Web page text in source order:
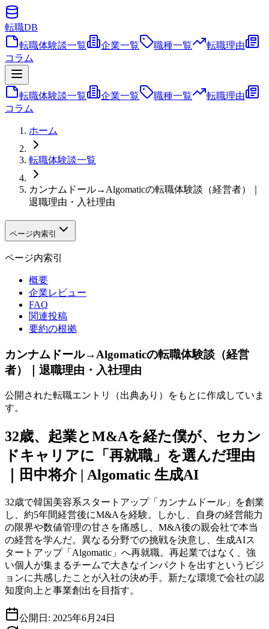
転職DB
転職体験談一覧
企業一覧 職種一覧
転職理由
コラム
転職体験談一覧 企業一覧 職種一覧
転職理由
コラム
ホーム
転職体験談一覧
カンナムドール→Algomaticの転職体験談（経営者）｜
退職理由・入社理由
ページ内索引
ページ内索引
概要
企業レビュー
FAQ
関連投稿
要約の根拠
カンナムドール→Algomaticの転職体験談（経営
者）｜退職理由・入社理由
公開された転職エントリ（出典あり）をもとに作成していま
す。
32歳、起業とM&Aを経た僕が、セカン
ドキャリアに「再就職」を選んだ理由
｜田中将介 | Algomatic 生成AI
32歳で韓国美容系スタートアップ「カンナムドール」を創業
し、約5年間経営後にM&Aを経験。しかし、自身の経営能力
の限界や数値管理の甘さを痛感し、M&A後の親会社で本当
の経営を学んだ。異なる分野での挑戦を決意し、生成AIス
タートアップ「Algomatic」へ再就職。再起業ではなく、強
い個人が集まるチームで大きなインパクトを出すというビジ
ョンに共感したことが入社の決め手。新たな環境で会社の認
知度向上と事業創出を目指す。
公開日: 2025年6月24日